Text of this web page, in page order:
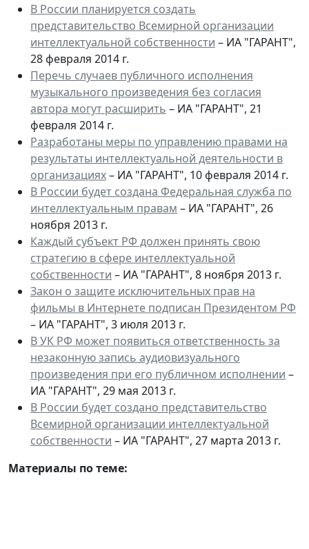
В России планируется создать
представительство Всемирной организации
интеллектуальной собственности – ИА "ГАРАНТ",
28 февраля 2014 г.
Перечь случаев публичного исполнения
музыкального произведения без согласия
автора могут расширить – ИА "ГАРАНТ", 21
февраля 2014 г.
Разработаны меры по управлению правами на
результаты интеллектуальной деятельности в
организациях– ИА "ГАРАНТ", 10 февраля 2014 г.
В России будет создана Федеральная служба по
интеллектуальным правам – ИА "ГАРАНТ", 26
ноября 2013 г.
Каждый субъект РФ должен принять свою
стратегию в сфере интеллектуальной
собственности – ИА "ГАРАНТ", 8 ноября 2013 г.
Закон о защите исключительных прав на
фильмы в Интернете подписан Президентом РФ
– ИА "ГАРАНТ", 3 июля 2013 г.
В УК РФ может появиться ответственность за
незаконную запись аудиовизуального
произведения при его публичном исполнении –
ИА "ГАРАНТ", 29 мая 2013 г.
В России будет создано представительство
Всемирной организации интеллектуальной
собственности – ИА "ГАРАНТ", 27 марта 2013 г.
Материалы по теме: